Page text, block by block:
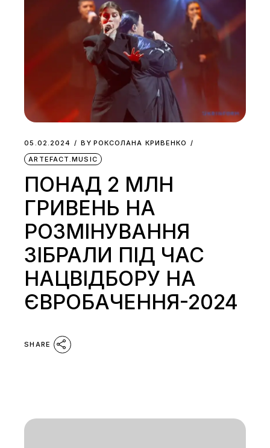
05.02.2024 BY РОКСОЛАНА КРИВЕНКО
ARTEFACT.MUSIC
ПОНАД 2 МЛН
ГРИВЕНЬ НА
РОЗМІНУВАННЯ
ЗІБРАЛИ ПІД ЧАС
НАЦВІДБОРУ НА
ЄВРОБАЧЕННЯ-2024
SHARE